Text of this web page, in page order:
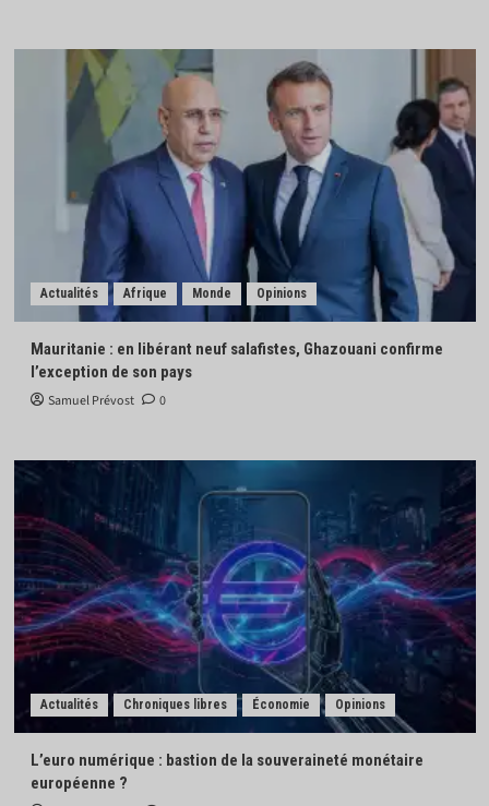
Actualités Afrique Monde Opinions
Mauritanie : en libérant neuf salafistes, Ghazouani confirme
l’exception de son pays
Samuel Prévost 0
Actualités Chroniques libres Économie Opinions
L’euro numérique : bastion de la souveraineté monétaire
européenne ?